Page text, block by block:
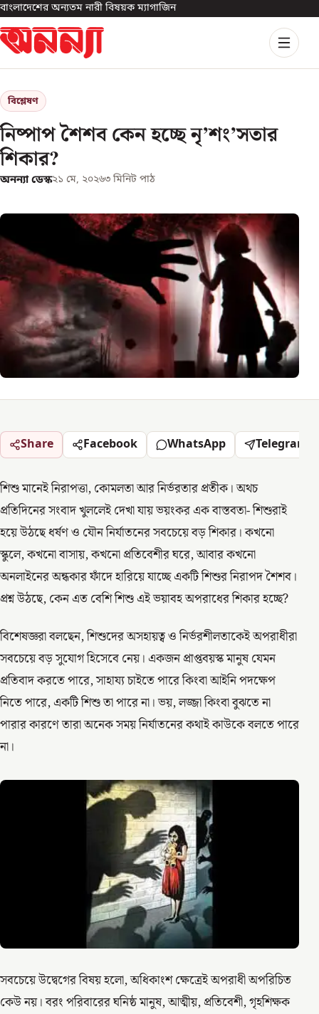
বাংলাদেশের অন্যতম নারী বিষয়ক ম্যাগাজিন
বিশ্লেষণ
নিষ্পাপ শৈশব কেন হচ্ছে নৃ’শং’সতার
শিকার?
অনন্যা ডেস্ক২১ মে, ২০২৬৩ মিনিট পাঠ
Share Facebook WhatsApp Telegram
শিশু মানেই নিরাপত্তা, কোমলতা আর নির্ভরতার প্রতীক। অথচ
প্রতিদিনের সংবাদ খুললেই দেখা যায় ভয়ংকর এক বাস্তবতা- শিশুরাই
হয়ে উঠছে ধর্ষণ ও যৌন নির্যাতনের সবচেয়ে বড় শিকার। কখনো
স্কুলে, কখনো বাসায়, কখনো প্রতিবেশীর ঘরে, আবার কখনো
অনলাইনের অন্ধকার ফাঁদে হারিয়ে যাচ্ছে একটি শিশুর নিরাপদ শৈশব।
প্রশ্ন উঠছে, কেন এত বেশি শিশু এই ভয়াবহ অপরাধের শিকার হচ্ছে?
বিশেষজ্ঞরা বলছেন, শিশুদের অসহায়ত্ব ও নির্ভরশীলতাকেই অপরাধীরা
সবচেয়ে বড় সুযোগ হিসেবে নেয়। একজন প্রাপ্তবয়স্ক মানুষ যেমন
প্রতিবাদ করতে পারে, সাহায্য চাইতে পারে কিংবা আইনি পদক্ষেপ
নিতে পারে, একটি শিশু তা পারে না। ভয়, লজ্জা কিংবা বুঝতে না
পারার কারণে তারা অনেক সময় নির্যাতনের কথাই কাউকে বলতে পারে
না।
সবচেয়ে উদ্বেগের বিষয় হলো, অধিকাংশ ক্ষেত্রেই অপরাধী অপরিচিত
কেউ নয়। বরং পরিবারের ঘনিষ্ঠ মানুষ, আত্মীয়, প্রতিবেশী, গৃহশিক্ষক